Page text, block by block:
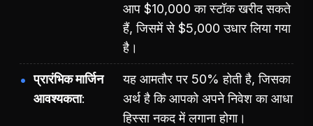
आप $10,000 का स्टॉक खरीद सकते
हैं, जिसमें से $5,000 उधार लिया गया
है।
प्रारंभिक मार्जिन
आवश्यकता
यह आमतौर पर 50% होती है, जिसका
अर्थ है कि आपको अपने निवेश का आधा
हिस्सा नकद में लगाना होगा।